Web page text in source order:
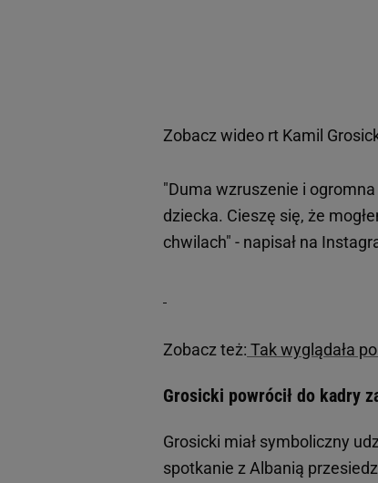
Zobacz wideo rt Kamil
"Duma wzruszenie i
dziecka. Cieszę się, że
chwilach" - napisał na
Zobacz też: Tak wyglądała
Grosicki powrócił do kadry
Grosicki miał symboliczny
spotkanie z Albanią